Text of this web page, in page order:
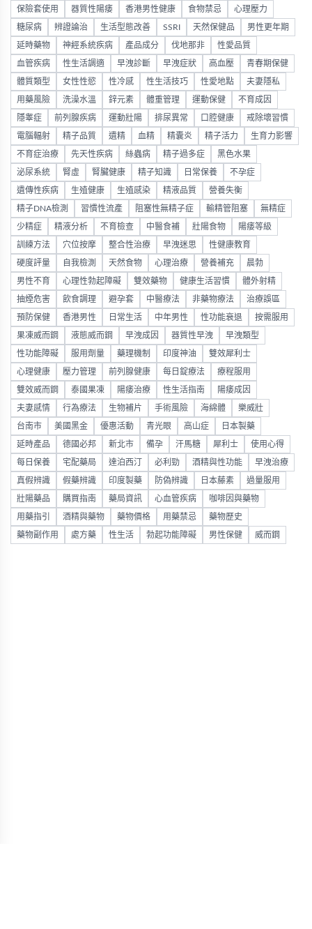
保險套使用 器質性陽痿 香港男性健康 食物禁忌 心理壓力
糖尿病 辨證論治 生活型態改善 SSRI 天然保健品 男性更年期
延時藥物 神經系統疾病 產品成分 伐地那非 性愛品質
血管疾病 性生活調適 早洩診斷 早洩症狀 高血壓 青春期保健
體質類型 女性性慾 性冷感 性生活技巧 性愛地點 夫妻隱私
用藥風險 洗澡水溫 鋅元素 體重管理 運動保健 不育成因
隱睾症 前列腺疾病 運動壯陽 排尿異常 口腔健康 戒除壞習慣
電腦輻射 精子品質 遺精 血精 精囊炎 精子活力 生育力影響
不育症治療 先天性疾病 絲蟲病 精子過多症 黑色水果
泌尿系統 腎虛 腎臟健康 精子知識 日常保養 不孕症
遺傳性疾病 生殖健康 生殖感染 精液品質 營養失衡
精子DNA檢測 習慣性流產 阻塞性無精子症 輸精管阻塞 無精症
少精症 精液分析 不育檢查 中醫食補 壯陽食物 陽痿等級
訓練方法 穴位按摩 整合性治療 早洩迷思 性健康教育
硬度評量 自我檢測 天然食物 心理治療 營養補充 晨勃
男性不育 心理性勃起障礙 雙效藥物 健康生活習慣 體外射精
抽煙危害 飲食調理 避孕套 中醫療法 非藥物療法 治療誤區
預防保健 香港男性 日常生活 中年男性 性功能衰退 按需服用
果凍威而鋼 液態威而鋼 早洩成因 器質性早洩 早洩類型
性功能障礙 服用劑量 藥理機制 印度神油 雙效犀利士
心理健康 壓力管理 前列腺健康 每日錠療法 療程服用
雙效威而鋼 泰國果凍 陽痿治療 性生活指南 陽痿成因
夫妻感情 行為療法 生物補片 手術風險 海綿體 樂威壯
台南市 美國黑金 優惠活動 青光眼 高山症 日本製藥
延時產品 德國必邦 新北市 備孕 汗馬糖 犀利士 使用心得
每日保養 宅配藥局 達泊西汀 必利勁 酒精與性功能 早洩治療
真假辨識 假藥辨識 印度製藥 防偽辨識 日本藤素 過量服用
壯陽藥品 購買指南 藥局資訊 心血管疾病 咖啡因與藥物
用藥指引 酒精與藥物 藥物價格 用藥禁忌 藥物歷史
藥物副作用 處方藥 性生活 勃起功能障礙 男性保健 威而鋼